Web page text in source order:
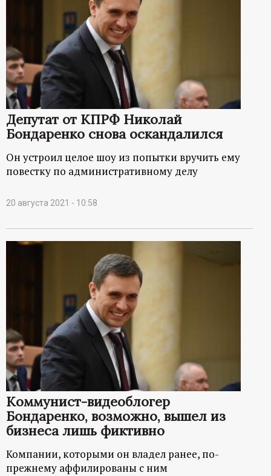
Депутат от КПРФ Николай
Бондаренко снова оскандалился
Он устроил целое шоу из попытки вручить ему
повестку по административному делу
20 августа 2021 - 10:58
Коммунист-видеоблогер
Бондаренко, возможно, вышел из
бизнеса лишь фиктивно
Компании, которыми он владел ранее, по-
прежнему аффилированы с ним